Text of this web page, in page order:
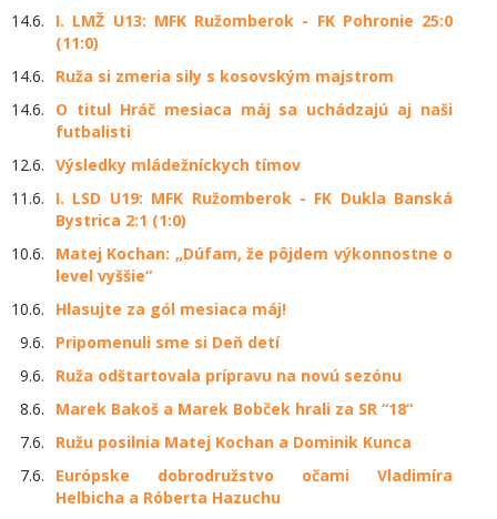
14.6.
I. LMŽ U13: MFK Ružomberok - FK Pohronie 25:0
(11:0)
14.6.
Ruža si zmeria sily s kosovským majstrom
14.6.
O titul Hráč mesiaca máj sa uchádzajú aj naši
futbalisti
12.6. Výsledky mládežníckych tímov
11.6.
I. LSD U19: MFK Ružomberok - FK Dukla Banská
Bystrica 2:1 (1:0)
10.6.
Matej Kochan: „Dúfam, že pôjdem výkonnostne o
level vyššie“
10.6.
Hlasujte za gól mesiaca máj!
9.6.
Pripomenuli sme si Deň detí
9.6.
Ruža odštartovala prípravu na novú sezónu
8.6.
Marek Bakoš a Marek Bobček hrali za SR “18“
7.6.
Ružu posilnia Matej Kochan a Dominik Kunca
7.6.
Európske dobrodružstvo očami Vladimíra
Helbicha a Róberta Hazuchu